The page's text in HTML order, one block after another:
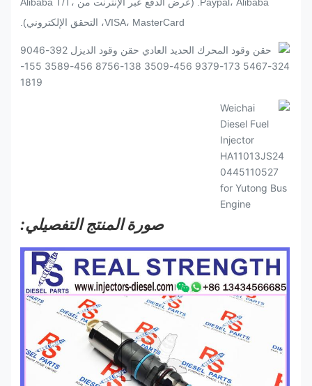
VISA، MasterCard، التحقق الإلكتروني).
صورة المنتج التفصيلي: